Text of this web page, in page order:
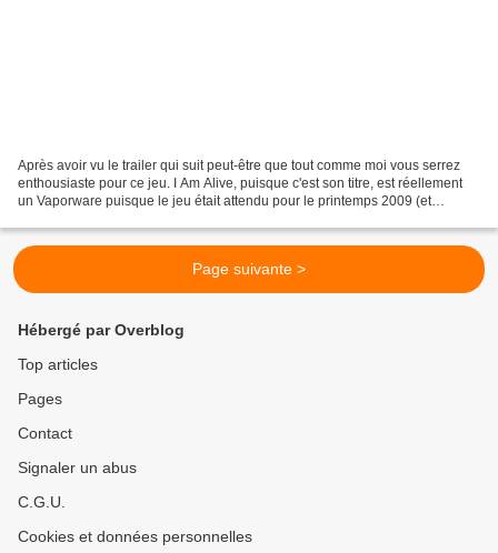
Après avoir vu le trailer qui suit peut-être que tout comme moi vous serrez
enthousiaste pour ce jeu. I Am Alive, puisque c'est son titre, est réellement
un Vaporware puisque le jeu était attendu pour le printemps 2009 (et
Page suivante >
Hébergé par Overblog
Top articles
Pages
Contact
Signaler un abus
C.G.U.
Cookies et données personnelles